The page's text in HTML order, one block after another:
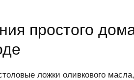
простого
ложки оливкового